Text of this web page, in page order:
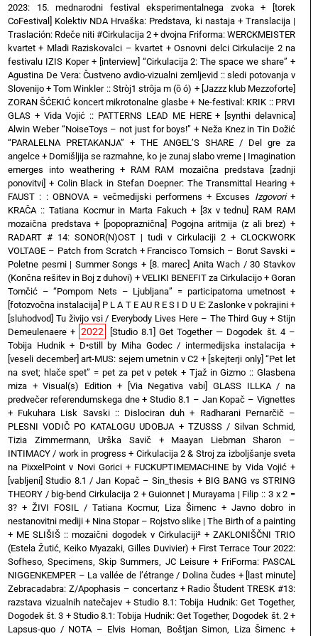
2023: 15. mednarodni festival eksperimentalnega zvoka+
[torek
CoFestival] Kolektiv NDA Hrvaška: Predstava, ki nastaja+ Translacija |
Traslación: Rdeče niti #Cirkulacija 2 + dvojna Friforma: WERCKMEISTER
kvartet + Mladi Raziskovalci – kvartet +Osnovni delci Cirkulacije 2 na
festivalu IZIS Koper+ [interview] “Cirkulacija 2: The space we share” +
Agustina De Vera: Čustveno avdio-vizualni zemljevid :: sledi potovanja v
Slovenijo +Tom Winkler :: Stròj1 strôja m (ȍ ó) + [Jazzz klub Mezzoforte]
ZORAN ŠĆEKIĆ koncert mikrotonalne glasbe+ Ne-festival: KRIK :: PRVI
GLAS + Vida Vojić :: PATTERNS LEAD ME HERE+ [synthi delavnica]
Alwin Weber “NoiseToys – not just for boys!” + Neža Knez in Tin Dožić
“PARALELNA PRETAKANJA” + THE ANGEL’S SHARE / Del gre za
angelce + Domišljija se razmahne, ko je zunaj slabo vreme | Imagination
emerges into weathering+ RAM RAM mozaična predstava [zadnji
ponovitvi] + Colin Black in Stefan Doepner: The Transmittal Hearing +
FAUST : : OBNOVA = večmedijski performens + Excuses Izgovori+
KRAČA :: Tatiana Kocmur in Marta Fakuch + [3x v tednu] RAM RAM
mozaična predstava+ [popopraznična] Pogojna aritmija (z ali brez) +
RADART # 14: SONOR(N)OST | tudi v Cirkulaciji 2 + CLOCKWORK
VOLTAGE – Patch from Scratch+ Francisco Tomsich – Borut Savski =
Poletne pesmi | Summer Songs + [8. marec] Anita Wach / 30 Stavkov
(Končna rešitev in Boj z duhovi) + VELIKI BENEFIT za Cirkulacijo + Goran
Tomčić – “Pompom Nets – Ljubljana” = participatorna umetnost +
[fotozvočna instalacija] P L A T E AU R E S I D U E: Zaslonke v pokrajini+
[sluhodvod] Tu živijo vsi / Everybody Lives Here – The Third Guy + Stijn
Demeulenaere + 2022
[Studio 8.1] Get Together — Dogodek št. 4 –
Tobija Hudnik + D•still by Miha Godec / intermedijska instalacija +
[veseli december] art-MUS: sejem umetnin v C2 + [skejterji only] “Pet let
na svet; hlače spet” = pet za pet v petek + Tjaž in Gizmo :: Glasbena
miza + Visual(s) Edition +
[Via Negativa vabi] GLASS ILLKA / na
predvečer referendumskega dne+Studio 8.1 – Jan Kopač – Vignettes
+ Fukuhara Lisk Savski :: Dislociran duh + Radharani Pernarčič –
PLESNI VODIČ PO KATALOGU UDOBJA + TZUSSS / Silvan Schmid,
Tizia Zimmermann, Urška Savič+ Maayan Liebman Sharon –
INTIMACY / work in progress + Cirkulacija 2 & Stroj za izboljšanje sveta
na PixxelPoint v Novi Gorici+ FUCKUPTIMEMACHINE by Vida Vojić+
[vabljeni] Studio 8.1 / Jan Kopač – Sin_thesis + BIG BANG vs STRING
THEORY / big-bend Cirkulacija 2+Guionnet | Murayama | Filip :: 3 x 2 =
3? + ŽIVI FOSIL / Tatiana Kocmur, Liza Šimenc + Javno dobro in
nestanovitni mediji + Nina Stopar – Rojstvo slike | The Birth of a painting
+ ME SLIŠIŠ :: mozaični dogodek v Cirkulaciji²+ ZAKLONIŠČNI TRIO
(Estela Žutić, Keiko Myazaki, Gilles Duvivier) + First Terrace Tour 2022:
Sofheso, Specimens, Skip Summers, JC Leisure+ FriForma: PASCAL
NIGGENKEMPER – La vallée de l’étrange / Dolina čudes + [last minute]
Zebracadabra: Z/Apophasis – concertanz+ Radio Študent TRESK #13:
razstava vizualnih natečajev +Studio 8.1: Tobija Hudnik: Get Together,
Dogodek št. 3 + Studio 8.1: Tobija Hudnik: Get Together, Dogodek št. 2+
Lapsus-quo / NOTA – Elvis Homan, Boštjan Simon, Liza Šimenc +